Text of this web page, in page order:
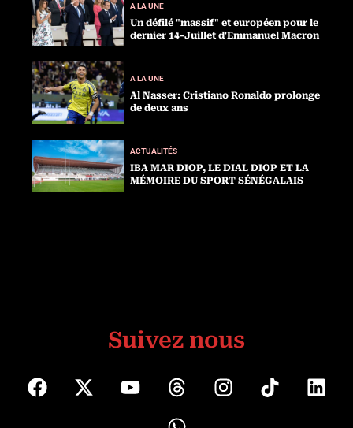
A LA UNE
Un défilé "massif" et européen pour le
dernier 14-Juillet d'Emmanuel Macron
A LA UNE
Al Nasser: Cristiano Ronaldo prolonge
de deux ans
ACTUALITÉS
IBA MAR DIOP, LE DIAL DIOP ET LA
MÉMOIRE DU SPORT SÉNÉGALAIS
Suivez nous